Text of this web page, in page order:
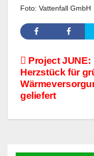
Foto: Vattenfall GmbH
Project JUNE:
Herzstück für
geliefert